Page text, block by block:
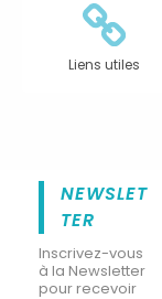
Liens utiles
NEWSLET
TER
Inscrivez-vous
à la Newsletter
pour recevoir